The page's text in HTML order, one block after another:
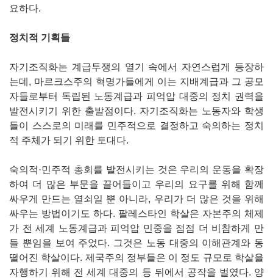
요하다.
정치적 기획들
자기조직화는 계급투쟁의 열기 속에서 자연스럽게 등장하
는데, 마르크스주의 혁명가들에게 이는 지배계급과 그 공모
자들로부터 독립된 노동계급과 피억압 대중의 정치 권력을
발전시키기 위한 출발점이다. 자기조직화는 노동자와 학생
들이 스스로의 미래를 민주적으로 결정하고 숙의하는 정치
적 주체가 되기 위한 토대다.
숙의적·민주적 총회를 발전시키는 것은 우리의 운동을 확장
하여 더 많은 부문을 끌어들이고 우리의 요구를 위해 함께
싸우게 만드는 열쇠일 뿐 아니라, 우리가 더 많은 것을 위해
싸우는 방법이기도 하다. 팔레스타인 학살은 자본주의 체제
가 전 세계 노동계급과 피억압 민중을 점점 더 비참하게 만
들 뿐임을 보여 주었다. 그것은 노동 대중의 이해관계와 동
떨어진 학살이다. 제국주의 정부들은 이 정도 규모로 학살을
자행하기 위해 전 세계 대중의 등 뒤에서 공작을 벌였다. 양